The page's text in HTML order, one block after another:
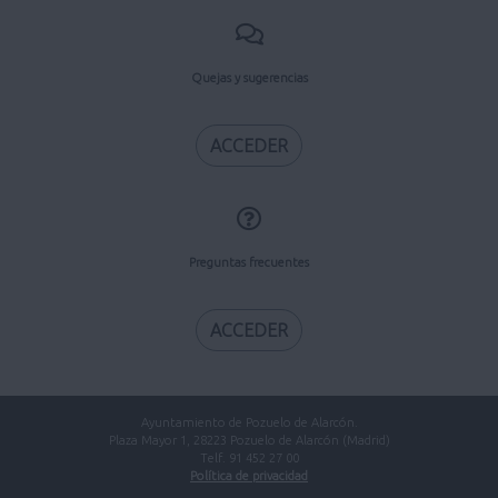
Quejas y sugerencias
ACCEDER
Preguntas frecuentes
ACCEDER
Ayuntamiento de Pozuelo de Alarcón.
Plaza Mayor 1, 28223 Pozuelo de Alarcón (Madrid)
Telf. 91 452 27 00
Política de privacidad